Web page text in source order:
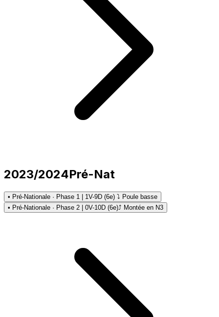
2023/2024Pré-Nat
• Pré-Nationale · Phase 1 | 1V-9D (6e) ⤵ Poule basse
• Pré-Nationale · Phase 2 | 0V-10D (6e)⤴ Montée en N3